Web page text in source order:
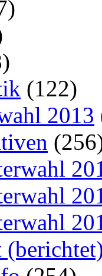
(122)
2013